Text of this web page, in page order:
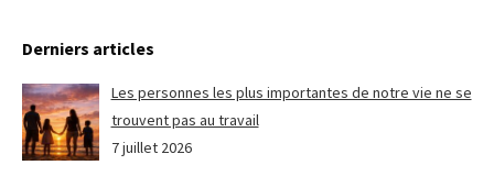
Derniers articles
Les personnes les plus importantes de notre vie ne se
trouvent pas au travail
7 juillet 2026